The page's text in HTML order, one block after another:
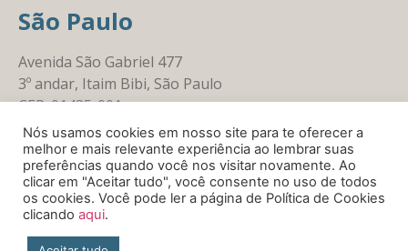
São Paulo
Avenida São Gabriel 477
3º andar, Itaim Bibi, São Paulo
CEP: 01435-001
+55 (11) 3164-7677
Nós usamos cookies em nosso site para te oferecer a
melhor e mais relevante experiência ao lembrar suas
preferências quando você nos visitar novamente. Ao
clicar em "Aceitar tudo", você consente no uso de todos
os cookies. Você pode ler a página de Política de Cookies
clicando aqui.